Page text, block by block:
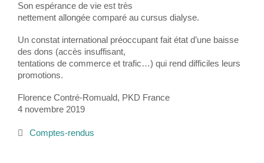
Son espérance de vie est très
nettement allongée comparé au cursus dialyse.
Un constat international préoccupant fait état d’une baisse
des dons (accès insuffisant,
tentations de commerce et trafic…) qui rend difficiles leurs
promotions.
Florence Contré-Romuald, PKD France
4 novembre 2019
 Category
Comptes-rendus